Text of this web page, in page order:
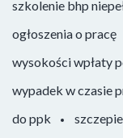
szkolenie bhp
ogłoszenia o pracę
wysokości wpłaty
wypadek w czasie
do ppk